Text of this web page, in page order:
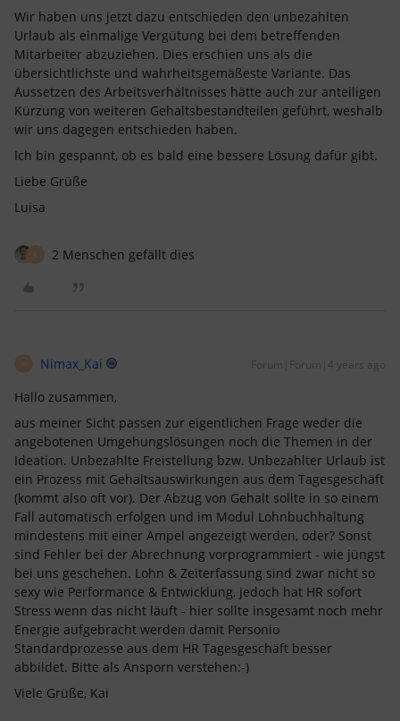
Wir haben uns jetzt dazu entschieden den unbezahlten
Urlaub als einmalige Vergütung bei dem betreffenden
Mitarbeiter abzuziehen. Dies erschien uns als die
übersichtlichste und wahrheitsgemäßeste Variante. Das
Aussetzen des Arbeitsverhältnisses hätte auch zur anteiligen
Kürzung von weiteren Gehaltsbestandteilen geführt, weshalb
wir uns dagegen entschieden haben.
Ich bin gespannt, ob es bald eine bessere Lösung dafür gibt.
Liebe Grüße
Luisa
2 Menschen gefällt dies
Nimax_Kai Forum|Forum|4 years ago
Hallo zusammen,
aus meiner Sicht passen zur eigentlichen Frage weder die
angebotenen Umgehungslösungen noch die Themen in der
Ideation. Unbezahlte Freistellung bzw. Unbezahlter Urlaub ist
ein Prozess mit Gehaltsauswirkungen aus dem Tagesgeschäft
(kommt also oft vor). Der Abzug von Gehalt sollte in so einem
Fall automatisch erfolgen und im Modul Lohnbuchhaltung
mindestens mit einer Ampel angezeigt werden, oder? Sonst
sind Fehler bei der Abrechnung vorprogrammiert - wie jüngst
bei uns geschehen. Lohn & Zeiterfassung sind zwar nicht so
sexy wie Performance & Entwicklung, jedoch hat HR sofort
Stress wenn das nicht läuft - hier sollte insgesamt noch mehr
Energie aufgebracht werden damit Personio
Standardprozesse aus dem HR Tagesgeschäft besser
abbildet. Bitte als Ansporn verstehen:-)
Viele Grüße, Kai